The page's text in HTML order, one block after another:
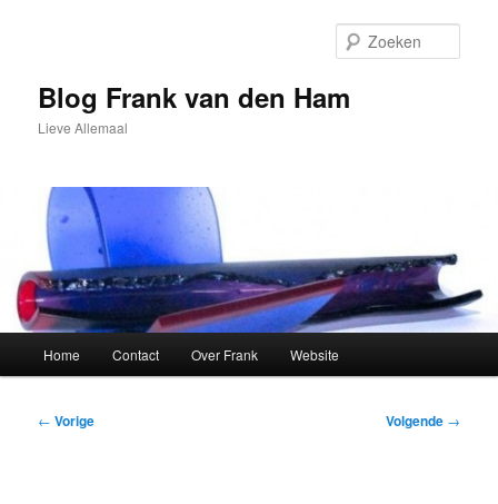
inhoudBlog Frank van den Ham
Lieve Allemaal
Home Contact Over Frank Website
Bericht
← Vorige Volgende →